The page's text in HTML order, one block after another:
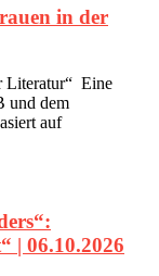
in der
Literatur“ Eine
und dem
auf
| 06.10.2026